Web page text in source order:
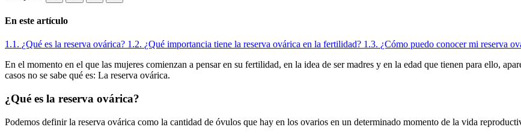
En este artículo
1.1. ¿Qué es la reserva ovárica? 1.2. ¿Qué importancia tiene la reserva ovárica en la fertilidad? 1.3. ¿Cómo puedo conocer mi reserva
En el momento en el que las mujeres comienzan a pensar en su fertilidad, en la idea de ser madres y en la edad que tienen para ello,
casos no se sabe qué es: La reserva ovárica.
¿Qué es la reserva ovárica?
Podemos definir la reserva ovárica como la cantidad de óvulos que hay en los ovarios en un determinado momento de la vida